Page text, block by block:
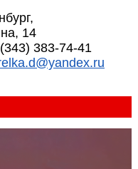
14
383-74-41